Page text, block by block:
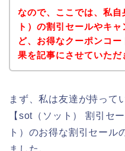
なので、ここでは、私
ト）の割引セールやキ
ど、お得なクーポンコ
果を記事にさせていただ
まず、私は友達が持って
【sot（ソット） 割引セ
ト）のお得な割引セール